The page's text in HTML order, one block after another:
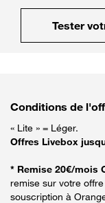
Tester
Conditions de
« Lite » = Léger.
Offres Livebox
* Remise 20€/mois
remise sur votre
souscription à